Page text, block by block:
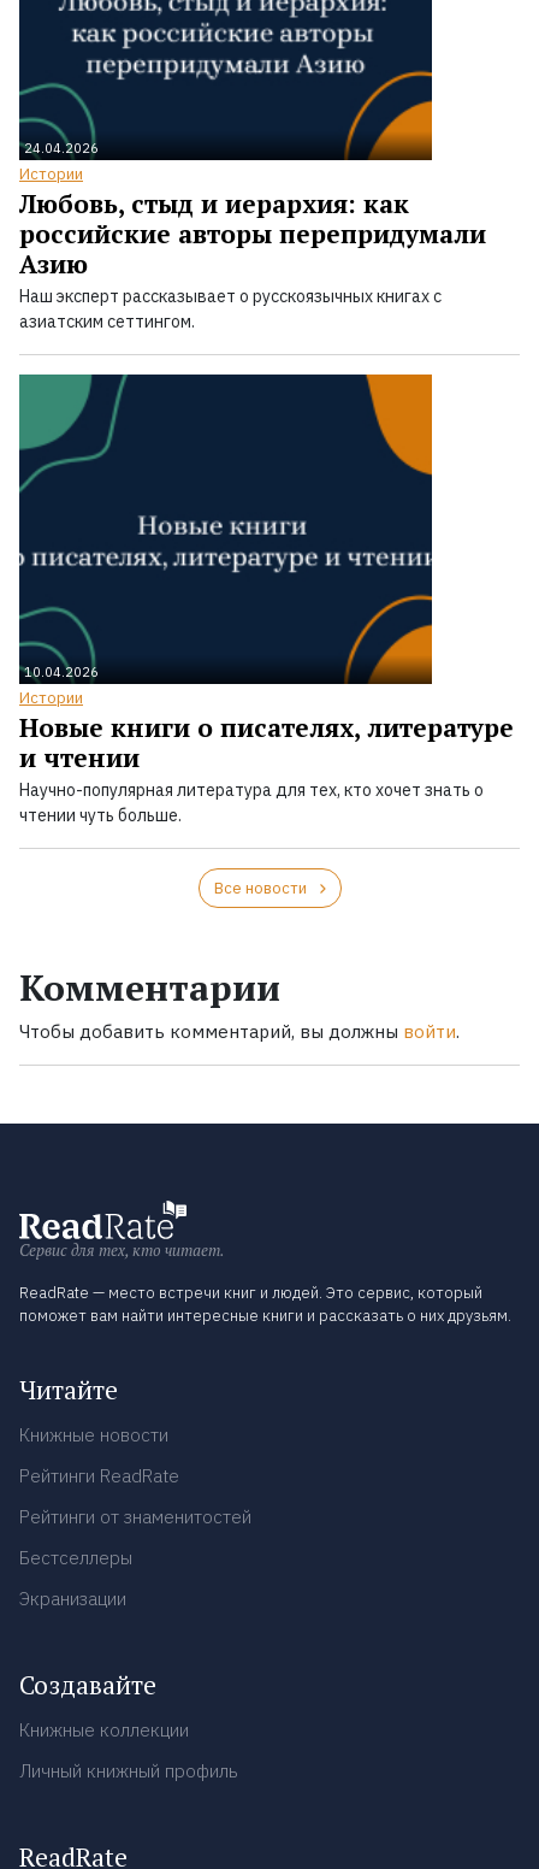
24.04.2026
Истории
Любовь, стыд и иерархия: как
российские авторы перепридумали
Азию
Наш эксперт рассказывает о русскоязычных книгах с
азиатским сеттингом.
10.04.2026
Истории
Новые книги о писателях, литературе
и чтении
Научно-популярная литература для тех, кто хочет знать о
чтении чуть больше.
Все новости
Комментарии
Чтобы добавить комментарий, вы должны войти.
Сервис для тех, кто читает.
ReadRate — место встречи книг и людей. Это сервис, который
поможет вам найти интересные книги и рассказать о них друзьям.
Читайте
Книжные новости
Рейтинги ReadRate
Рейтинги от знаменитостей
Бестселлеры
Экранизации
Создавайте
Книжные коллекции
Личный книжный профиль
ReadRate